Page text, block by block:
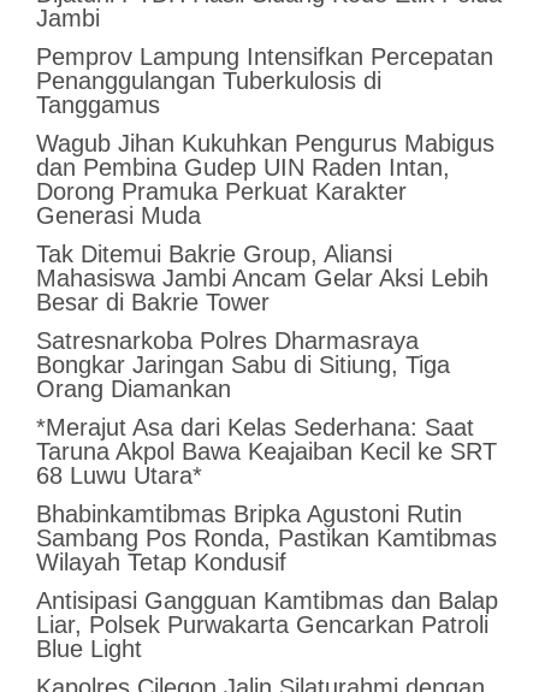
Jambi
Pemprov Lampung Intensifkan Percepatan
Penanggulangan Tuberkulosis di
Tanggamus
Wagub Jihan Kukuhkan Pengurus Mabigus
dan Pembina Gudep UIN Raden Intan,
Dorong Pramuka Perkuat Karakter
Generasi Muda
Tak Ditemui Bakrie Group, Aliansi
Mahasiswa Jambi Ancam Gelar Aksi Lebih
Besar di Bakrie Tower
Satresnarkoba Polres Dharmasraya
Bongkar Jaringan Sabu di Sitiung, Tiga
Orang Diamankan
*Merajut Asa dari Kelas Sederhana: Saat
Taruna Akpol Bawa Keajaiban Kecil ke SRT
68 Luwu Utara*
Bhabinkamtibmas Bripka Agustoni Rutin
Sambang Pos Ronda, Pastikan Kamtibmas
Wilayah Tetap Kondusif
Antisipasi Gangguan Kamtibmas dan Balap
Liar, Polsek Purwakarta Gencarkan Patroli
Blue Light